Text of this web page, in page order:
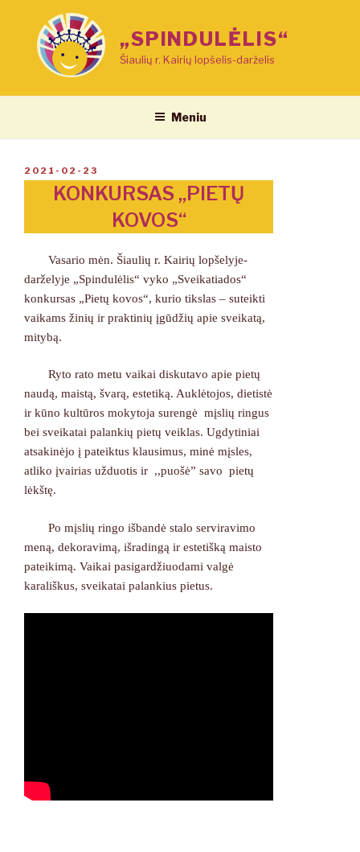
„SPINDULĖLIS“
Šiaulių r. Kairių lopšelis-darželis
Meniu
PASKELBTA
2021-02-23
KONKURSAS „PIETŲ
KOVOS“
Vasario mėn. Šiaulių r. Kairių lopšelyje-
darželyje „Spindulėlis“ vyko „Sveikatiados“
konkursas „Pietų kovos“, kurio tikslas – suteikti
vaikams žinių ir praktinių įgūdžių apie sveikatą,
mitybą.
Ryto rato metu vaikai diskutavo apie pietų
naudą, maistą, švarą, estetiką. Auklėtojos, dietistė
ir kūno kultūros mokytoja surengė mįslių ringus
bei sveikatai palankių pietų veiklas. Ugdytiniai
atsakinėjo į pateiktus klausimus, minė mįsles,
atliko įvairias užduotis ir ,,puošė” savo pietų
lėkštę.
Po mįslių ringo išbandė stalo serviravimo
meną, dekoravimą, išradingą ir estetišką maisto
pateikimą. Vaikai pasigardžiuodami valgė
karališkus, sveikatai palankius pietus.